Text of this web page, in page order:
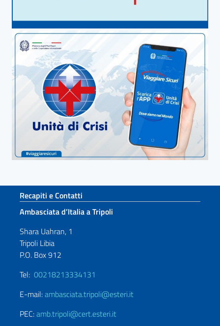
Sezione footer
Recapiti e Contatti
Ambasciata d’Italia a Tripoli
Shara Uahran, 1
Tripoli Libia
P.O. Box 912
Tel: 00218213334131
E-mail:ambasciata.tripoli@esteri.it
PEC:amb.tripoli@cert.esteri.it